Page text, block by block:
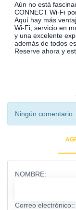
Aún no está
CONNECT Wi-Fi
Aquí hay más
Wi-Fi, servicio en
y una excelente
además de todos
Reserve ahora y
Ningún comentario
NOMBRE:
Correo electrónico::